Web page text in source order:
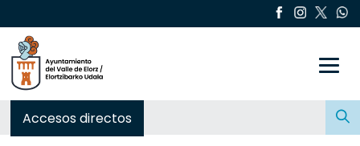
Accesos directos
Buscar: